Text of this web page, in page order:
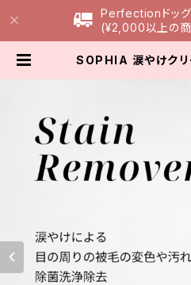
Perfectionドッ
(¥2,000以上の
SOPHIA 涙やけク